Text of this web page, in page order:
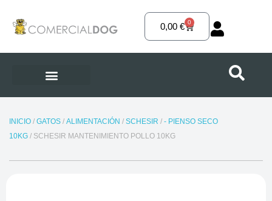
contenido
0,00€ 0
Carrito
INICIO/ GATOS/ ALIMENTACIÓN / SCHESIR / - PIENSO SECO
10KG/ SCHESIR MANTENIMIENTO POLLO 10KG